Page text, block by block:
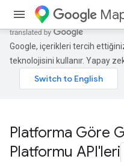
Google, içerikleri tercih
teknolojisini kullanır. Yapay
Platforma Göre
Platformu API'leri